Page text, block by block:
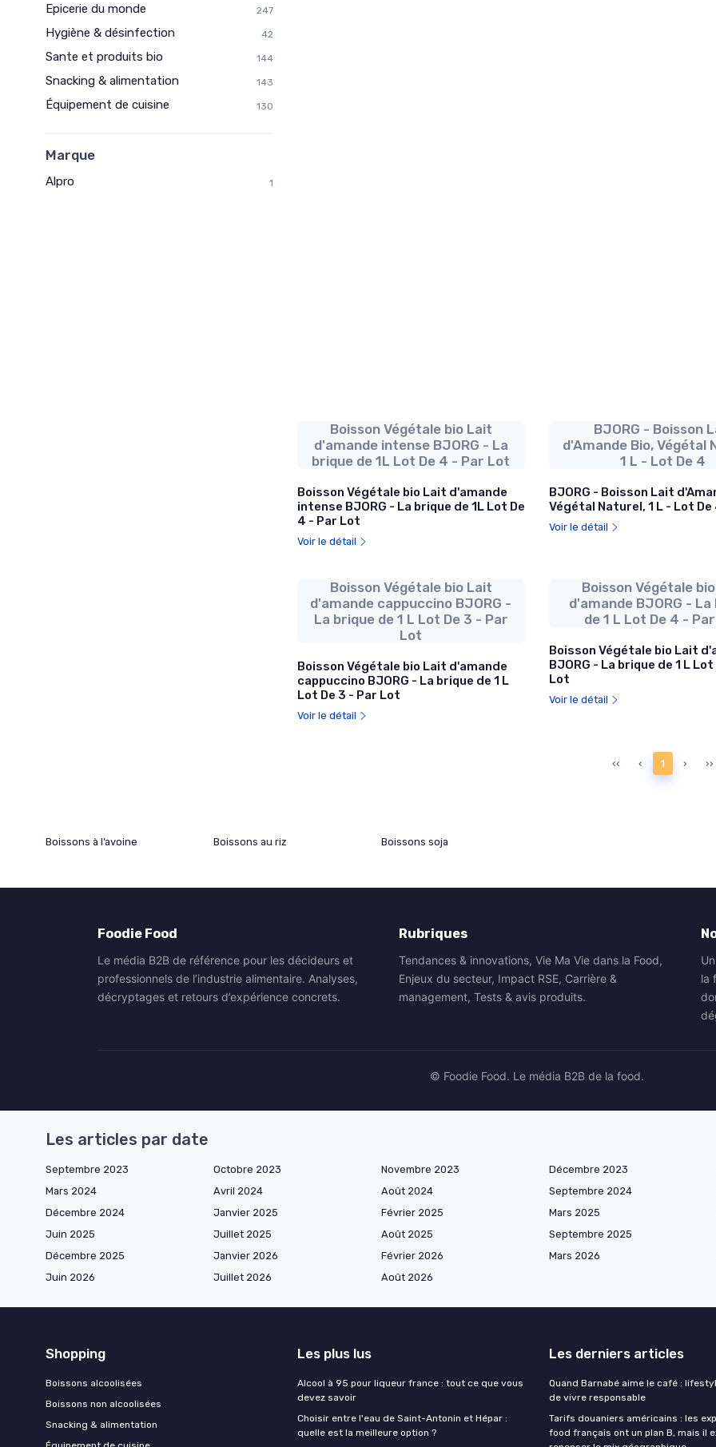
Epicerie du monde 247
Hygiène & désinfection 42
Sante et produits bio 144
Snacking & alimentation 143
Équipement de cuisine 130
Marque
Alpro 1
Boisson Végétale bio Lait
d'amande intense BJORG - La
brique de 1L Lot De 4 - Par Lot
Boisson Végétale bio Lait d'amande
intense BJORG - La brique de 1L Lot De
4 - Par Lot
Voir le détail
BJORG - Boisson
d'Amande Bio, Végétal
1 L - Lot De 4
BJORG - Boisson Lait
Végétal Naturel, 1 L - Lot De
Voir le détail
Boisson Végétale bio Lait
d'amande cappuccino BJORG -
La brique de 1 L Lot De 3 - Par
Lot
Boisson Végétale bio Lait d'amande
cappuccino BJORG - La brique de 1 L
Lot De 3 - Par Lot
Voir le détail
Boisson Végétale
d'amande BJORG -
de 1 L Lot De 4 -
Boisson Végétale bio Lait
BJORG - La brique de 1 L
Lot
Voir le détail
‹‹ ‹ 1 › ››
Boissons à l’avoine Boissons au riz Boissons soja
Foodie Food
Le média B2B de référence pour les décideurs et
professionnels de l’industrie alimentaire. Analyses,
décryptages et retours d’expérience concrets.
Rubriques
Tendances & innovations, Vie Ma Vie dans la Food,
Enjeux du secteur, Impact RSE, Carrière &
management, Tests & avis produits.
la
© Foodie Food. Le média B2B de la food.
Les articles par date
Septembre 2023 Octobre 2023 Novembre 2023 Décembre 2023
Mars 2024
Avril 2024 Août 2024 Septembre 2024
Décembre 2024
Janvier 2025 Février 2025 Mars 2025
Juin 2025
Juillet 2025 Août 2025 Septembre 2025
Décembre 2025
Janvier 2026 Février 2026 Mars 2026
Juin 2026
Juillet 2026 Août 2026
Shopping
Boissons alcoolisées
Boissons non alcoolisées
Snacking & alimentation
Les plus lus
Alcool à 95 pour liqueur france : tout ce que vous
devez savoir
Choisir entre l'eau de Saint-Antonin et Hépar :
quelle est la meilleure option ?
Les derniers articles
Quand Barnabé aime le café :
de vivre responsable
Tarifs douaniers américains : les
food français ont un plan B, mais il